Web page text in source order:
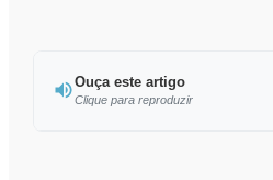
Ouça este artigo
Clique para reproduzir